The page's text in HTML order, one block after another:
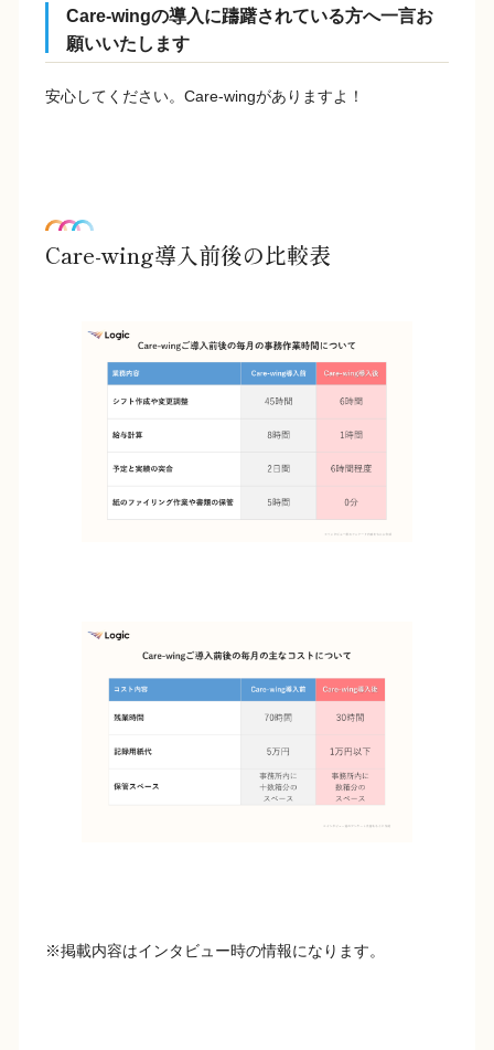
Care-wingの導入に躊躇されている方へ一言お
願いいたします
安心してください。Care-wingがありますよ！
Care-wing導入前後の比較表
※掲載内容はインタビュー時の情報になります。